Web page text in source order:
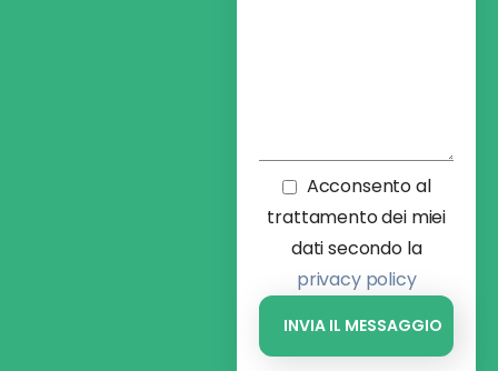
Acconsento al
trattamento dei miei
dati secondo la
privacy policy